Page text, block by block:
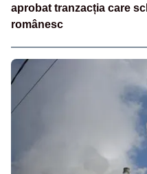
aprobat tranzacția care
românesc